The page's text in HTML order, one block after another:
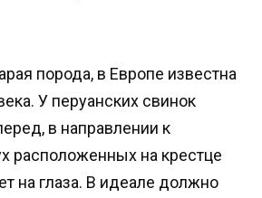
порода, в Европе известна
У перуанских свинок
в направлении к
расположенных на крестце
на глаза. В идеале должно